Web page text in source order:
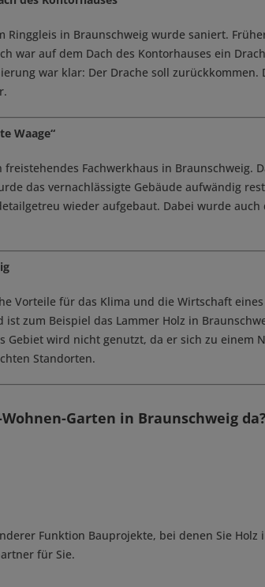
Ringgleis in Braunschweig wurde saniert.
war auf dem Dach des Kontorhauses ein
war klar: Der Drache soll
Waage“
freistehendes Fachwerkhaus in Braunschweig.
das vernachlässigte Gebäude aufwändig
wieder aufgebaut. Dabei wurde
Vorteile für das Klima und die Wirtschaft
ist zum Beispiel das Lammer Holz in
Gebiet wird nicht genutzt, da er sich zu
Standorten.
Garten in Braunschweig da?
Funktion Bauprojekte, bei denen Sie
für Sie.